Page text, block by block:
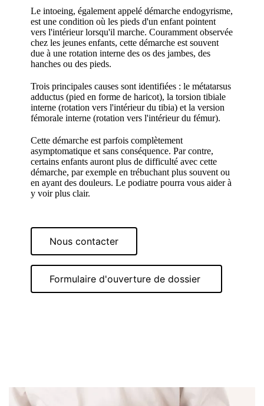
Le intoeing, également appelé démarche endogyrisme,
est une condition où les pieds d'un enfant pointent
vers l'intérieur lorsqu'il marche. Couramment observée
chez les jeunes enfants, cette démarche est souvent
due à une rotation interne des os des jambes, des
hanches ou des pieds.
Trois principales causes sont identifiées : le métatarsus
adductus (pied en forme de haricot), la torsion tibiale
interne (rotation vers l'intérieur du tibia) et la version
fémorale interne (rotation vers l'intérieur du fémur).
Cette démarche est parfois complètement
asymptomatique et sans conséquence. Par contre,
certains enfants auront plus de difficulté avec cette
démarche, par exemple en trébuchant plus souvent ou
en ayant des douleurs. Le podiatre pourra vous aider à
y voir plus clair.
Nous contacter
Formulaire d'ouverture de dossier